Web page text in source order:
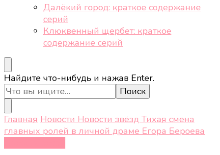
Далёкий город: краткое содержание
серий
Клюквенный щербет: краткое
содержание серий
Ищите
что-
то?
Найдите что-нибудь и нажав Enter.
Главная Новости Новости звёзд Тихая смена
главных ролей в личной драме Егора Бероева